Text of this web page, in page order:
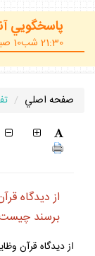
پاسخگويي
21:30 شب10 صبح الي 11:30 ظهر)
صفحه اصلي
از ديدگاه
برسند
از ديدگاه قرآن